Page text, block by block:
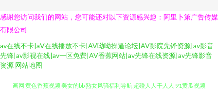
感谢您访问我们的网站，您可能还对以下资源感兴趣：阿里卜第广告传媒
有限公司
av在线不卡|aV在线播放不卡|AV呦呦操逼论坛|AV影院先锋资源|av影音
先锋|av影视在线|av一区免费|AV香蕉网站|av先锋在线资源|av先锋影音
资源 网站地图